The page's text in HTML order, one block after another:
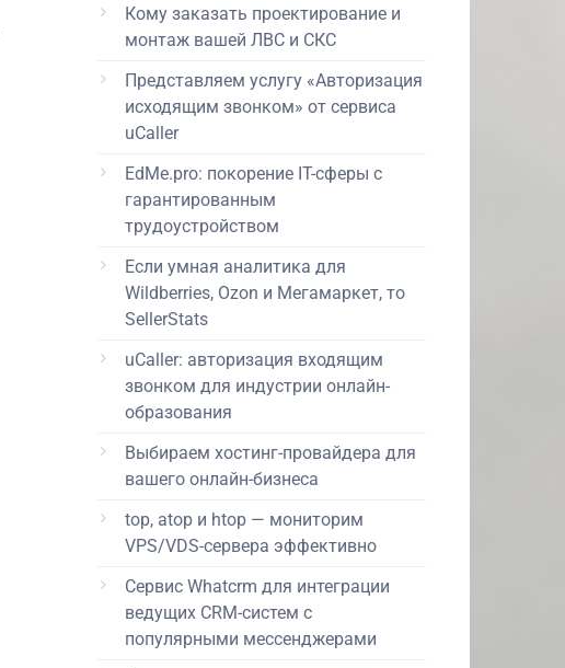
Кому заказать проектирование и
монтаж вашей ЛВС и СКС
Представляем услугу «Авторизация
исходящим звонком» от сервиса
uCaller
EdMe.pro: покорение IT-сферы с
гарантированным
трудоустройством
Если умная аналитика для
Wildberries, Ozon и Мегамаркет, то
SellerStats
uCaller: авторизация входящим
звонком для индустрии онлайн-
образования
Выбираем хостинг-провайдера для
вашего онлайн-бизнеса
top, atop и htop — мониторим
VPS/VDS-сервера эффективно
Сервис Whatcrm для интеграции
ведущих CRM-систем с
популярными мессенджерами